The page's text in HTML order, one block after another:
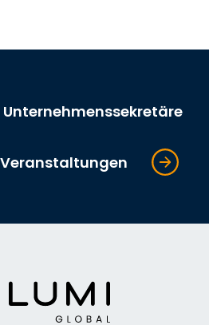
Unternehmenssekretäre
Veranstaltungen